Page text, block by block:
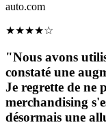
auto.com
★★★★☆
"Nous avons
constaté une
Je regrette de ne
merchandising
désormais une